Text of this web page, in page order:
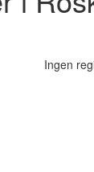
Ingen